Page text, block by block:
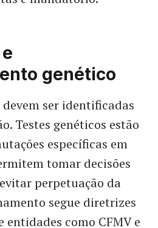
genético
ser identificadas
Testes genéticos estão
específicas em
tomar decisões
perpetuação da
segue diretrizes
entidades como CFMV e